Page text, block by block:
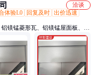
洽谈
体验L0 回复及时 出价迅速
镁锰菱形瓦、铝镁锰屋面板、铝
金板、钛锌板、铝镁锰复合板、
屋面板、铝镁锰平锁扣、阶梯
属暖葺瓦、铝镁锰金属屋面、鱼
、金属竖葺瓦、铝镁锰屋面系